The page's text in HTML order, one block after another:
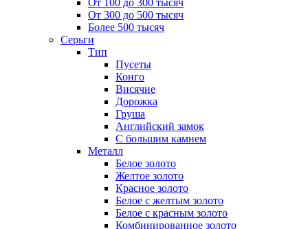
От 100 до 300 тысяч
От 300 до 500 тысяч
Более 500 тысяч
Серьги
Тип
Пусеты
Конго
Висячие
Дорожка
Груша
Английский замок
С большим камнем
Металл
Белое золото
Желтое золото
Красное золото
Белое с желтым золото
Белое с красным золото
Комбинированное золото